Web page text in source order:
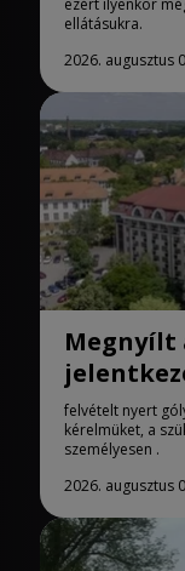
ezért ilyenkor
ellátásukra.
2026. augusztus
Megnyílt
felvételt nyert
kérelmüket, a
személyesen .
2026. augusztus